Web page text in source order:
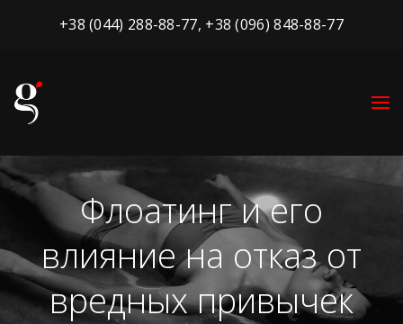
+38 (044) 288-88-77, +38 (096) 848-88-77
Флоатинг и его
влияние на отказ от
вредных привычек